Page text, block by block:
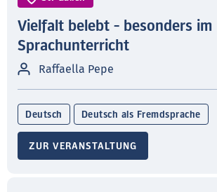
Vielfalt belebt - besonders im
Sprachunterricht
Raffaella Pepe
Deutsch Deutsch als Fremdsprache
ZUR VERANSTALTUNG